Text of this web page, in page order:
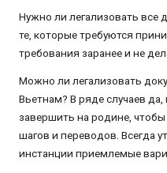
Нужно ли легализовать все
те, которые требуются
требования заранее и не
Можно ли легализовать
Вьетнам? В ряде случаев
завершить на родине,
шагов и переводов. Всегда
инстанции приемлемые